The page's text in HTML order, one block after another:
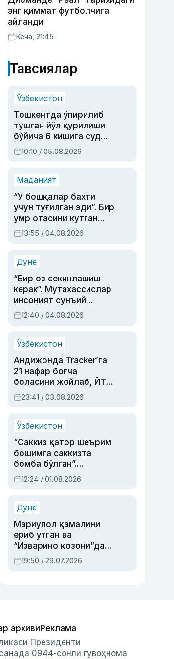
энг қиммат футболчига
айланди
Кеча, 21:45
Тавсиялар
Ўзбекистон
Тошкентда ўпирилиб
тушган йўл қурилиши
бўйича 6 кишига суд
ҳукми ўқилди
10:10 / 05.08.2026
Маданият
“У бошқалар бахти
учун туғилган эди”. Бир
умр отасини кутган
актриса ва дубльяж
устаси Римма
синовларга тўла ҳаёти
13:55 / 04.08.2026
Дунё
“Бир оз секинлашиш
керак”. Мутахассислар
инсоният сунъий
интеллектни бошқара
олмай қолишидан
12:40 / 04.08.2026
Ўзбекистон
Андижонда Tracker’га
21 нафар боғча
боласини жойлаб, ЙТҲ
содир этган аёлга суд
ҳукми ўқилди
23:41 / 03.08.2026
Ўзбекистон
“Саккиз қатор шеърим
бошимга саккизта
бомба бўлган”.
Абдулла Ориповни
сиёсий айбловлардан
12:24 / 01.08.2026
Дунё
Мариупол қамалини
ёриб ўтган ва
“Изварино қозони”дан
чиққан қаҳрамон —
Украина армияси бош
19:50 / 29.07.2026
архивиРеклама
Президенти
0944-сонли гувоҳнома